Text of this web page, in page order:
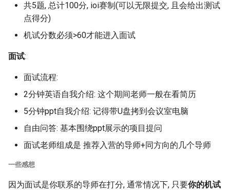
共5题, 总计100分, ioi赛制(可以无限提交, 且会给出测试
点得分)
机试分数必须>60才能进入面试
面试:
面试流程:
2分钟英语自我介绍: 这个期间老师一般在看简历
5分钟ppt自我介绍: 记得带U盘拷到会议室电脑
自由问答: 基本围绕ppt展示的项目提问
面试老师组成是 推荐入营的导师+同方向的几个导师
一些感想
因为面试是你联系的导师在打分, 通常情况下, 只要你的机试